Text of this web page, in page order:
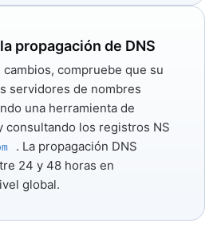
propagación de DNS
compruebe que su
servidores de nombres
una herramienta de
consultando los registros NS
. La propagación DNS
24 y 48 horas en
global.